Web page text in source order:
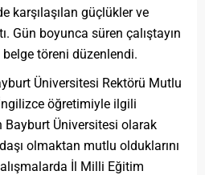
karşılaşılan güçlükler ve
Gün boyunca süren çalıştayın
belge töreni düzenlendi.
Üniversitesi Rektörü Mutlu
öğretimiyle ilgili
Bayburt Üniversitesi olarak
olmaktan mutlu olduklarını
İl Milli Eğitim